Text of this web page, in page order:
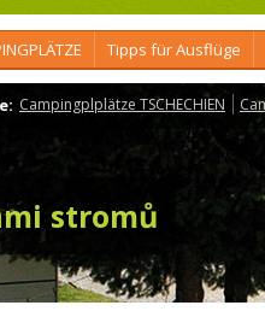
Tipps für Ausflüge
Campingplplätze TSCHECHIEN
stromů